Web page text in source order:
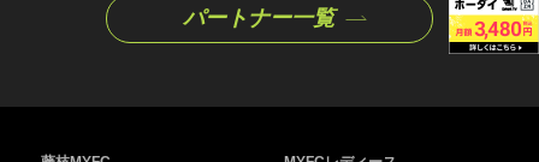
パートナー一覧